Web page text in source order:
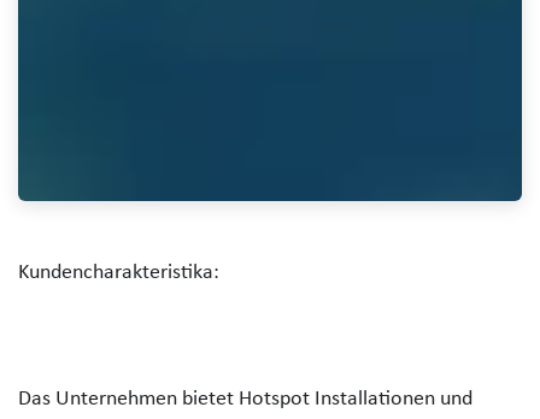
Kundencharakteristika:
Das Unternehmen bietet Hotspot Installationen und